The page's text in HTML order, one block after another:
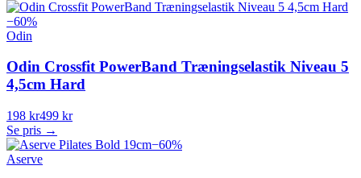
−60%
Odin
Odin Crossfit PowerBand Træningselastik Niveau 5
4,5cm Hard
198 kr499 kr
Se pris →
−60%
Aserve